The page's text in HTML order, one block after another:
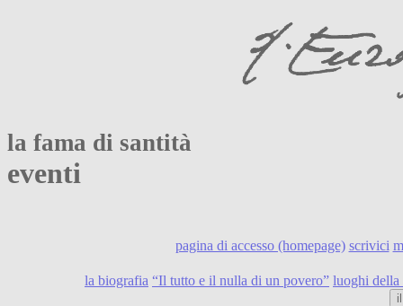
la fama di santità
eventi
pagina di accesso (homepage) scrivici
la biografia “Il tutto e il nulla di un povero” luoghi della